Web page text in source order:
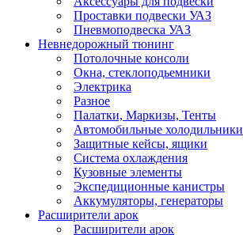
Проставки подвески УАЗ
Пневмоподвеска УАЗ
Невнедорожный тюнинг
Потолочные консоли
Окна, стеклоподьемники
Электрика
Разное
Палатки, Маркизы, Тенты
Автомобильные холодильники
Защитные кейсы, ящики
Система охлаждения
Кузовные элементы
Экспедиционные канистры
Аккумуляторы, генераторы
Расширители арок
Расширители арок